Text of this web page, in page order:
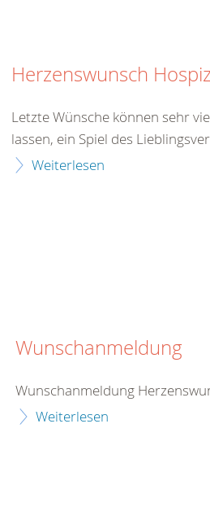
Herzenswunsch
Letzte Wünsche können sehr
lassen, ein Spiel des
Weiterlesen
Wunschanmeldung
Wunschanmeldung
Weiterlesen